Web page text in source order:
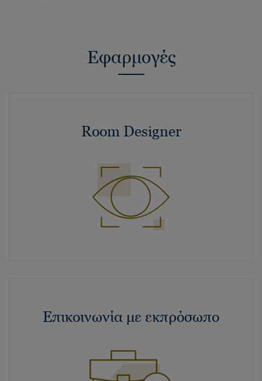
Εφαρμογές
Room Designer
Επικοινωνία με εκπρόσωπο